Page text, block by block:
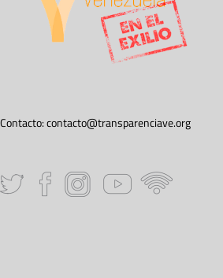
Contacto:contacto@transparenciave.org